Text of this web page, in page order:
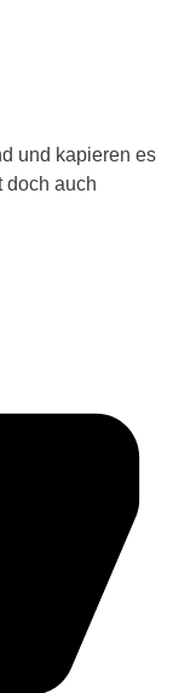
und kapieren es
doch auch